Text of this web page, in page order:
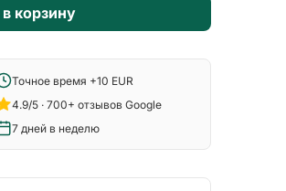
корзину
Точное время +10 EUR
4.9/5 · 700+ отзывов Google
7 дней в неделю